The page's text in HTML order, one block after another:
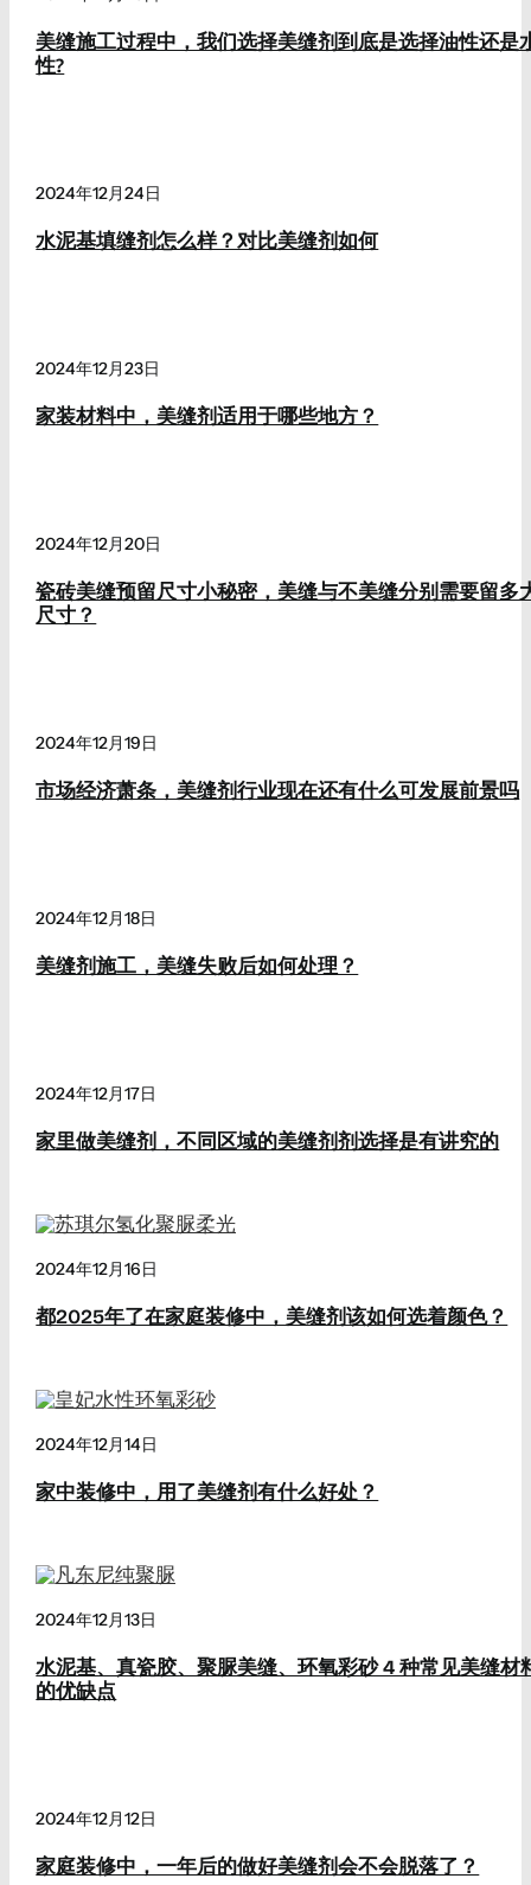
美缝施工过程中，我们选择美缝剂到底是选择油性还是
性?
2024年12月24日
水泥基填缝剂怎么样？对比美缝剂如何
2024年12月23日
家装材料中，美缝剂适用于哪些地方？
2024年12月20日
瓷砖美缝预留尺寸小秘密，美缝与不美缝分别需要留多
尺寸？
2024年12月19日
市场经济萧条，美缝剂行业现在还有什么可发展前景吗
2024年12月18日
美缝剂施工，美缝失败后如何处理？
2024年12月17日
家里做美缝剂，不同区域的美缝剂剂选择是有讲究的
2024年12月16日
都2025年了在家庭装修中，美缝剂该如何选着颜色？
2024年12月14日
家中装修中，用了美缝剂有什么好处？
2024年12月13日
水泥基、真瓷胶、聚脲美缝、环氧彩砂 4 种常见美缝材
的优缺点
2024年12月12日
家庭装修中，一年后的做好美缝剂会不会脱落了？